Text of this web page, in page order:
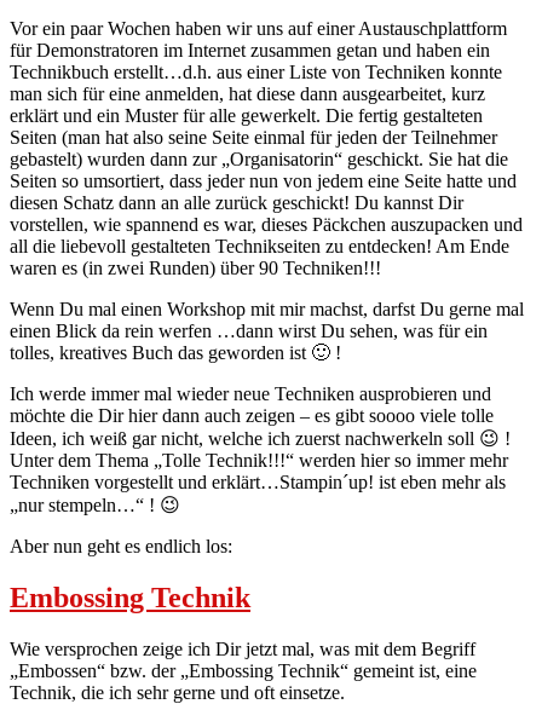
Vor ein paar Wochen haben wir uns auf einer Austauschplattform
für Demonstratoren im Internet zusammen getan und haben ein
Technikbuch erstellt…d.h. aus einer Liste von Techniken konnte
man sich für eine anmelden, hat diese dann ausgearbeitet, kurz
erklärt und ein Muster für alle gewerkelt. Die fertig gestalteten
Seiten (man hat also seine Seite einmal für jeden der Teilnehmer
gebastelt) wurden dann zur „Organisatorin“ geschickt. Sie hat die
Seiten so umsortiert, dass jeder nun von jedem eine Seite hatte und
diesen Schatz dann an alle zurück geschickt! Du kannst Dir
vorstellen, wie spannend es war, dieses Päckchen auszupacken und
all die liebevoll gestalteten Technikseiten zu entdecken! Am Ende
waren es (in zwei Runden) über 90 Techniken!!!
Wenn Du mal einen Workshop mit mir machst, darfst Du gerne mal
einen Blick da rein werfen …dann wirst Du sehen, was für ein
tolles, kreatives Buch das geworden ist 🙂 !
Ich werde immer mal wieder neue Techniken ausprobieren und
möchte die Dir hier dann auch zeigen – es gibt soooo viele tolle
Ideen, ich weiß gar nicht, welche ich zuerst nachwerkeln soll 😉 !
Unter dem Thema „Tolle Technik!!!“ werden hier so immer mehr
Techniken vorgestellt und erklärt…Stampin´up! ist eben mehr als
„nur stempeln…“ ! 😉
Aber nun geht es endlich los:
Embossing Technik
Wie versprochen zeige ich Dir jetzt mal, was mit dem Begriff
„Embossen“ bzw. der „Embossing Technik“ gemeint ist, eine
Technik, die ich sehr gerne und oft einsetze.